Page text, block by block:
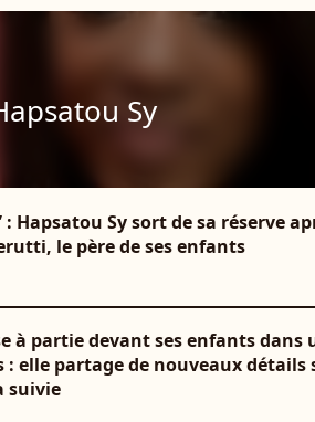
Sy
: Hapsatou Sy sort de sa réserve
le père de ses enfants
à partie devant ses enfants dans
: elle partage de nouveaux détails
suivie